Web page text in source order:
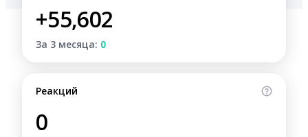
+55,602
За 3 месяца: 0
Реакций
0